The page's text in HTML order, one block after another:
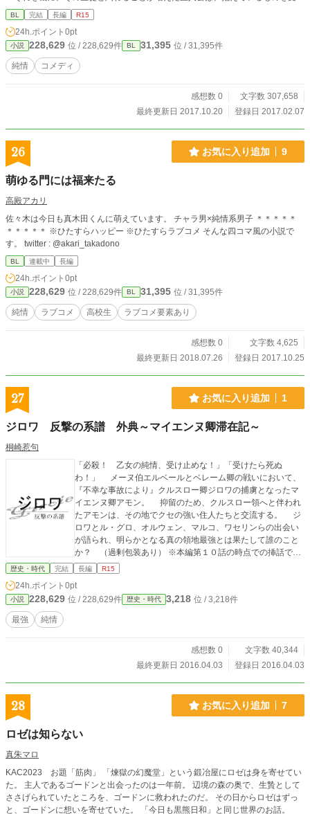
入れてもらったり、彼のことを知っていく。 本来は、コメディ要素のある話
です。理由付けしたら余分なシリアスが入ってしまいました。主人公の性格でシ
リアスをカバーしているつもりです。 話は転校してからになります。 主人
公攻めで、受けっぽい攻め×攻めっぽい受け予定です。
BL 完結 長編 R15
24h.ポイント 0pt
小説 228,629 位 / 228,629件 BL 31,395 位 / 31,395件
純情 コメディ
感想数 0
文字数 307,658
最終更新日 2017.10.20
登録日 2017.02.07
26 お気に入り追加 9
萌ゆる門には福来たる
高殿アカリ
佐々木は今日も真木田くんに萌えています。 チャラ男×純情系男子 ＊＊＊＊＊
＊＊＊＊＊ ※ひたすらハッピー ※ひたすらラブコメ そんな四コマ風の小説で
す。 twitter : @akari_takadono
BL 連載中 長編
24h.ポイント 0pt
小説 228,629 位 / 228,629件 BL 31,395 位 / 31,395件
純情 ラブコメ 高校生 ラブコメ要素あり
感想数 0
文字数 4,625
最終更新日 2018.07.26
登録日 2017.10.25
27 お気に入り追加 1
ジロワ 反撃の系譜 外典～マイエンヌ卿滞在記～
桐崎惹句
「必殺！ 乙女の純情、受け止めな！」「受けたら死ぬ
わ！」 メーヌ伯エルベールとベレーム卿の戦いにおいて、
『不幸な事故により』クルスロー卿ジロワの捕虜となったマ
イエンヌ卿アモン。 抑留のため、クルスロー領へと伴われ
たアモンは、その地でクセの強い住人たちと交流する。 ジ
ロワとル・グロ、オルウェン、マルコ、ワセリンらの出会い
が語られ、明らかとなる真の領地最強とは果たして誰のこと
か？ （過剰包装あり） ※本編第１０話の時点での挿話で
す。先に本編第一章をお読みいただいた方がよろしいかと存
で、内容的に大筋の変更はございません。若干の改稿とプロ
ローグ・エピローグの追加を行っています。 ※「アルファポ
歴史・時代 完結 長編 R15
24h.ポイント 0pt
小説 228,629 位 / 228,629件 歴史・時代 3,218 位 / 3,218件
最強 純情
感想数 0
文字数 40,344
最終更新日 2016.04.03
登録日 2016.04.03
28 お気に入り追加 7
ロゼは知らない
真朱マロ
KAC2023 お題「筋肉」 「煉獄の幻魔堂」という鍛冶屋にロゼは身を寄せてい
た。 主人であるゴードンと出会ったのは一年前。 辺境の森の奥で、生贄として
ささげられていたところを、ゴードンに救われたのだ。 その日からロゼはずっ
と、ゴードンに想いを寄せていた。 「今日も黒熊日和」と同じ世界のお話。